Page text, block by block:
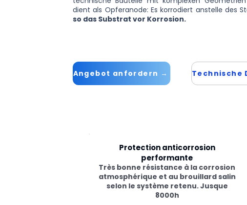
dient als Opferanode: Es korrodiert anstelle des
so das Substrat vor Korrosion.
Angebot anfordern →
Protection anticorrosion
performante
Très bonne résistance à la corrosion
atmosphérique et au brouillard salin
selon le système retenu. Jusque
8000h